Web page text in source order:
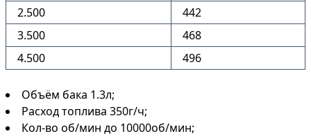
2.500
442
3.500
468
4.500
496
Объём бака 1.3л;
Расход топлива 350г/ч;
Кол-во об/мин до 10000об/мин;